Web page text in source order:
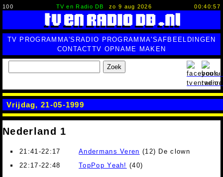
100 TV en Radio DB zo 9 aug 2026 00:40:58
TV PROGRAMMA'S RADIO PROGRAMMA'SAFBEELDINGEN
CONTACTTV OPNAME MAKEN
Zoek
Vrijdag, 21-05-1999
Nederland 1
21:41-22:17 Andermans Veren (12) De clown
22:17-22:48
TopPop Yeah! (40)